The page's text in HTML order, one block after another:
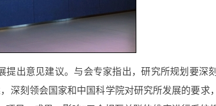
提出意见建议。与会专家指出，研究所规划要深
深刻领会国家和中国科学院对研究所发展的要求